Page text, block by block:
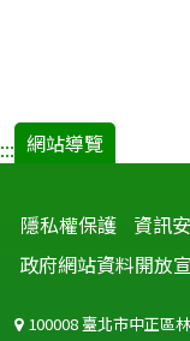
::: 網站導覽
隱私權保護 資訊
政府網站資料開放
100008 臺北市中正區